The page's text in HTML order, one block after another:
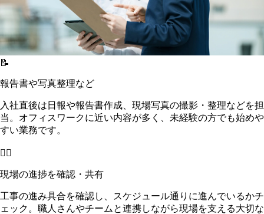
📝
報告書や写真整理など
入社直後は日報や報告書作成、現場写真の撮影・整理などを担
当。オフィスワークに近い内容が多く、未経験の方でも始めや
すい業務です。
👷‍♂️
現場の進捗を確認・共有
工事の進み具合を確認し、スケジュール通りに進んでいるかチ
ェック。職人さんやチームと連携しながら現場を支える大切な